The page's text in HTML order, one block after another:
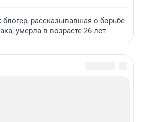
блогер, рассказывавшая о борьбе
умерла в возрасте 26 лет